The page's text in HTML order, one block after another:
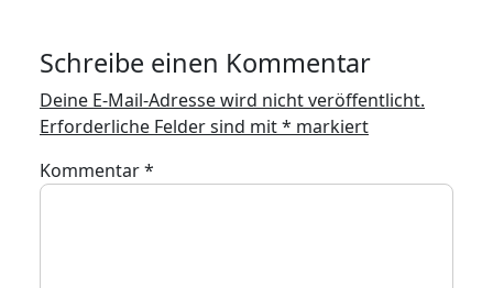
Schreibe einen Kommentar
Deine E-Mail-Adresse wird nicht veröffentlicht.
Erforderliche Felder sind mit* markiert
Kommentar*